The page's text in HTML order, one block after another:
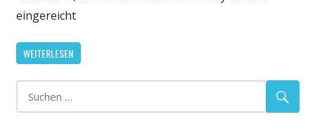
vor,
Unternehmen
eingereicht
WEITERLESEN